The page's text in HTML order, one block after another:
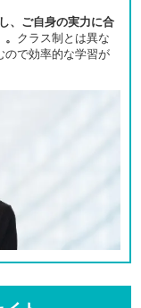
、ご自身の実力に合
クラス制とは異な
ので効率的な学習が